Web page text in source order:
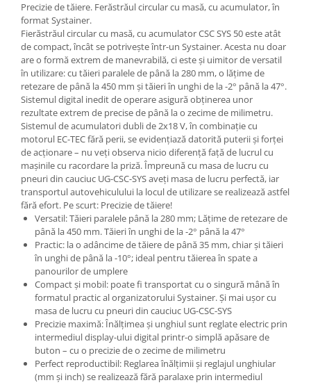
Precizie de tăiere. Ferăstrăul circular cu masă, cu acumulator, în
format Systainer.
Fierăstrăul circular cu masă, cu acumulator CSC SYS 50 este atât
de compact, încât se potriveşte într-un Systainer. Acesta nu doar
are o formă extrem de manevrabilă, ci este şi uimitor de versatil
în utilizare: cu tăieri paralele de până la 280 mm, o lăţime de
retezare de până la 450 mm şi tăieri în unghi de la -2° până la 47°.
Sistemul digital inedit de operare asigură obţinerea unor
rezultate extrem de precise de până la o zecime de milimetru.
Sistemul de acumulatori dubli de 2x18 V, în combinaţie cu
motorul EC-TEC fără perii, se evidenţiază datorită puterii şi forţei
de acţionare – nu veţi observa nicio diferenţă faţă de lucrul cu
maşinile cu racordare la priză. Împreună cu masa de lucru cu
pneuri din cauciuc UG-CSC-SYS aveţi masa de lucru perfectă, iar
transportul autovehiculului la locul de utilizare se realizează astfel
fără efort. Pe scurt: Precizie de tăiere!
Versatil: Tăieri paralele până la 280 mm; Lăţime de retezare de
până la 450 mm. Tăieri în unghi de la -2° până la 47°
Practic: la o adâncime de tăiere de până 35 mm, chiar şi tăieri
în unghi de până la -10°; ideal pentru tăierea în spate a
panourilor de umplere
Compact şi mobil: poate fi transportat cu o singură mână în
formatul practic al organizatorului Systainer. Şi mai uşor cu
masa de lucru cu pneuri din cauciuc UG-CSC-SYS
Precizie maximă: Înălţimea şi unghiul sunt reglate electric prin
intermediul display-ului digital printr-o simplă apăsare de
buton – cu o precizie de o zecime de milimetru
Perfect reproductibil: Reglarea înălţimii şi reglajul unghiular
(mm şi inch) se realizează fără paralaxe prin intermediul